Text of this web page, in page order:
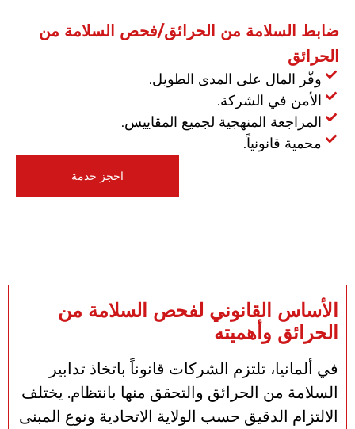
ضابط السلامة من الحرائق/فحص السلامة من
الحرائق
وفّر المال على المدى الطويل.
الأمن في الشركة.
المراجعة المنهجية لجميع المقاييس.
محمية قانونياً.
احجز خدمة
الأساس القانوني لفحص السلامة من
الحرائق وأهميته
في ألمانيا، تلتزم الشركات قانوناً باتخاذ تدابير
السلامة من الحرائق والتحقق منها بانتظام. يختلف
الالتزام الدقيق حسب الولاية الاتحادية ونوع المبنى